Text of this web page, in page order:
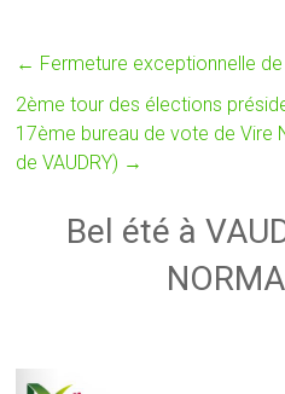
← Fermeture exceptionnelle
2ème tour des élections
17ème bureau de vote de Vire
de VAUDRY) →
Bel été à